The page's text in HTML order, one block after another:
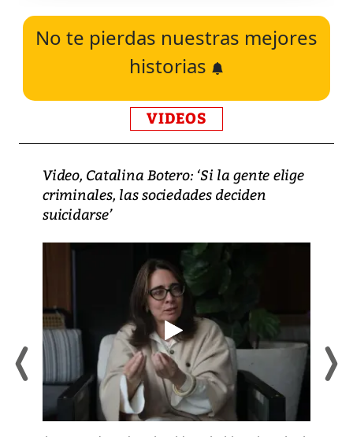
No te pierdas nuestras mejores
historias
VIDEOS
Video, Catalina Botero: ‘Si la gente elige
criminales, las sociedades deciden
suicidarse’